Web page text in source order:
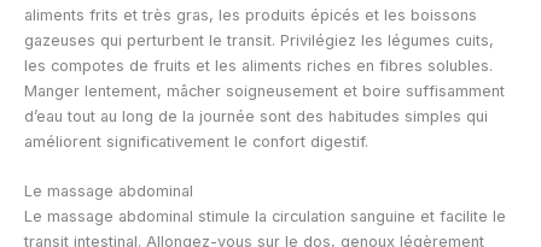
aliments frits et très gras, les produits épicés et les boissons
gazeuses qui perturbent le transit. Privilégiez les légumes cuits,
les compotes de fruits et les aliments riches en fibres solubles.
Manger lentement, mâcher soigneusement et boire suffisamment
d’eau tout au long de la journée sont des habitudes simples qui
améliorent significativement le confort digestif.
Le massage abdominal
Le massage abdominal stimule la circulation sanguine et facilite le
transit intestinal. Allongez-vous sur le dos, genoux légèrement